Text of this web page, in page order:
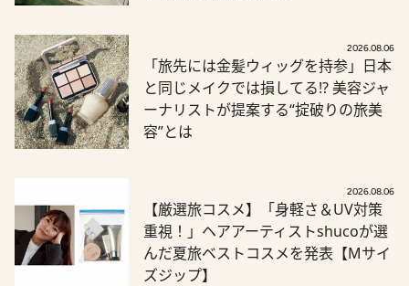
2026.08.06
「旅先には金髪ウィッグを持参」日本
と同じメイクでは損してる!? 美容ジャ
ーナリストが提案する“掟破りの旅美
容”とは
2026.08.06
【厳選旅コスメ】「身軽さ＆UV対策
重視！」ヘアアーティストshucoが選
んだ夏旅ベストコスメを発表【Mサイ
ズジップ】